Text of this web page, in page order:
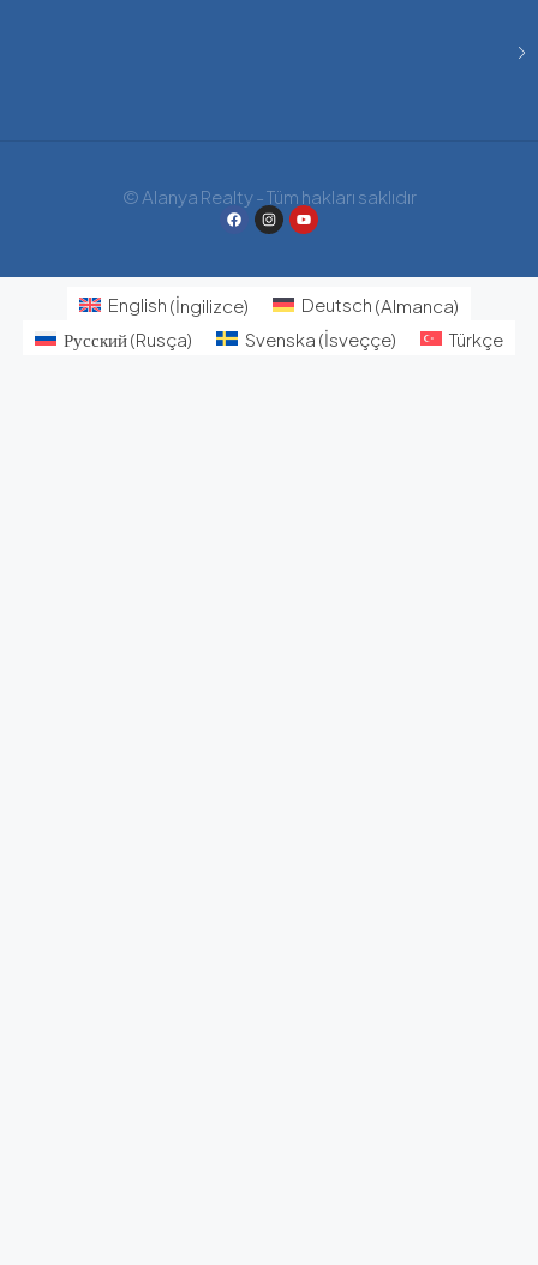
© Alanya Realty - Tüm hakları saklıdır
English (İngilizce) Deutsch (Almanca)
Русский(Rusça) Svenska (İsveççe) Türkçe